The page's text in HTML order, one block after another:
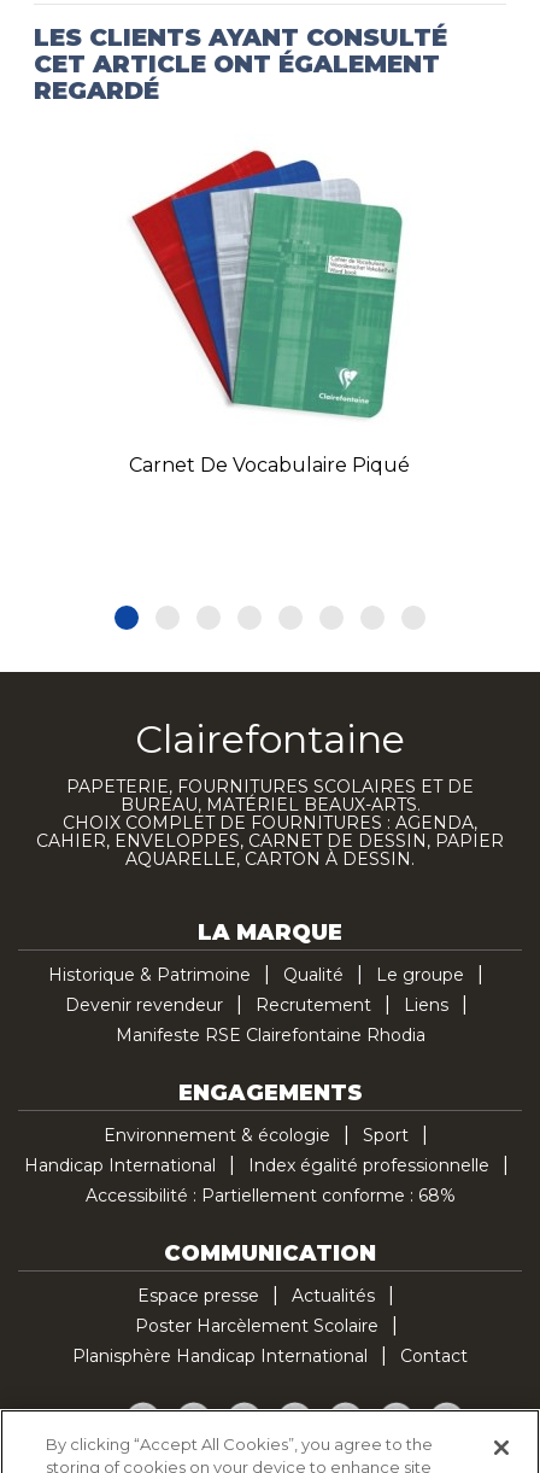
LES CLIENTS AYANT CONSULTÉ
CET ARTICLE ONT ÉGALEMENT
REGARDÉ
Carnet De Vocabulaire Piqué
Clairefontaine
PAPETERIE, FOURNITURES SCOLAIRES ET DE
BUREAU, MATÉRIEL BEAUX-ARTS.
CHOIX COMPLET DE FOURNITURES : AGENDA,
CAHIER, ENVELOPPES, CARNET DE DESSIN, PAPIER
AQUARELLE, CARTON À DESSIN.
LA MARQUE
Historique & Patrimoine Qualité
Le groupe
Devenir revendeur
Recrutement
Liens
Manifeste RSE Clairefontaine Rhodia
ENGAGEMENTS
Environnement & écologie
Sport
Handicap International
Index égalité professionnelle
Accessibilité : Partiellement conforme : 68%
COMMUNICATION
Espace presse
Actualités
Poster Harcèlement Scolaire
Planisphère Handicap International
Contact
Facebook
TwitterYouTubePinterestInstagramLinkedInTikTok
By clicking “Accept All Cookies”, you agree to the
storing of cookies on your device to enhance site